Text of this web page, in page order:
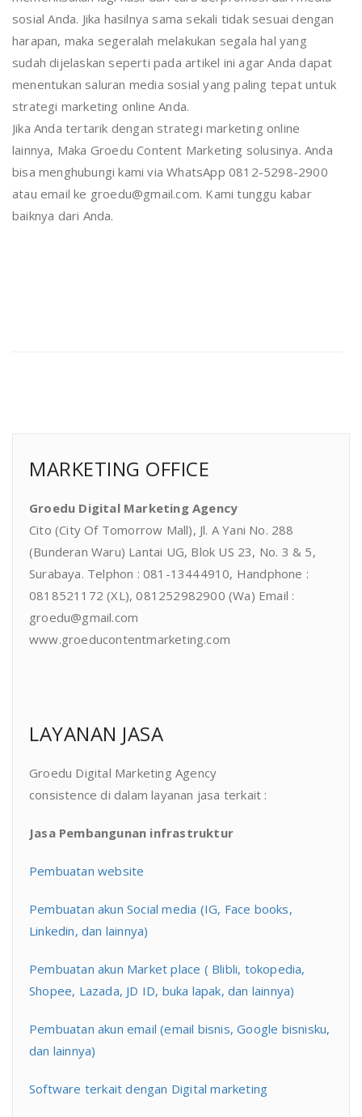
sosial Anda. Jika hasilnya sama sekali tidak sesuai dengan
harapan, maka segeralah melakukan segala hal yang
sudah dijelaskan seperti pada artikel ini agar Anda dapat
menentukan saluran media sosial yang paling tepat untuk
strategi marketing online Anda.
Jika Anda tertarik dengan strategi marketing online
lainnya, Maka Groedu Content Marketing solusinya. Anda
bisa menghubungi kami via WhatsApp 0812-5298-2900
atau email ke groedu@gmail.com. Kami tunggu kabar
baiknya dari Anda.
MARKETING OFFICE
Groedu Digital Marketing Agency
Cito (City Of Tomorrow Mall), Jl. A Yani No. 288
(Bunderan Waru) Lantai UG, Blok US 23, No. 3 & 5,
Surabaya. Telphon : 081-13444910, Handphone :
0818521172 (XL), 081252982900 (Wa) Email :
groedu@gmail.com
www.groeducontentmarketing.com
LAYANAN JASA
Groedu Digital Marketing Agency
consistence di dalam layanan jasa terkait :
Jasa Pembangunan infrastruktur
Pembuatan website
Pembuatan akun Social media (IG, Face books,
Linkedin, dan lainnya)
Pembuatan akun Market place ( Blibli, tokopedia,
Shopee, Lazada, JD ID, buka lapak, dan lainnya)
Pembuatan akun email (email bisnis, Google bisnisku,
dan lainnya)
Software terkait dengan Digital marketing